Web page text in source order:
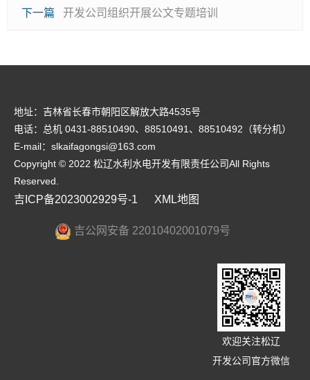
开发公司组织开展公文专题培训
下一篇
地址：吉林省长春市朝阳区解放大路4535号
电话：总机 0431-88510490、88510491、88510492（转分机）
E-mail：slkaifagongsi@163.com
Copyright © 2022 松辽水利水电开发有限责任公司All Rights
Reserved.
吉ICP备2023002929号-1 XML地图
吉公网安备 22010402001079号
欢迎关注松辽
开发公司官方微信